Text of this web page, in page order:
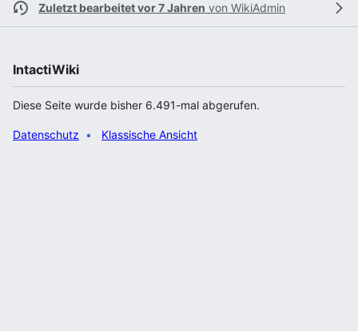
Zuletzt bearbeitet vor 7 Jahren von WikiAdmin
IntactiWiki
Diese Seite wurde bisher 6.491-mal abgerufen.
Datenschutz Klassische Ansicht